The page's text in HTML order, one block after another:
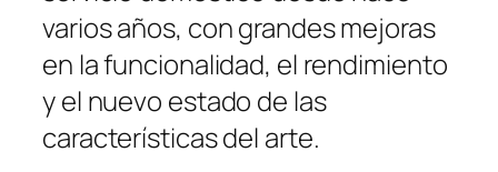
varios años, con grandes mejoras
en la funcionalidad, el rendimiento
y el nuevo estado de las
características del arte.